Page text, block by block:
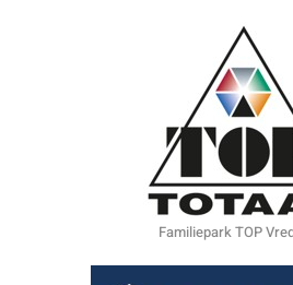
Familiepark TOP